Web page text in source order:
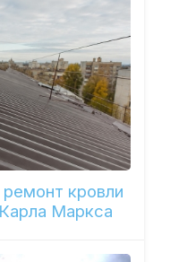
кровли
Маркса